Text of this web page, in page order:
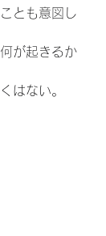
とも意図し
が起きるか
はない。